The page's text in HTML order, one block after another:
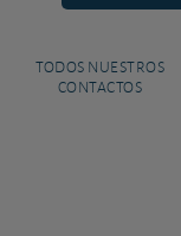
TODOS NUESTROS
CONTACTOS